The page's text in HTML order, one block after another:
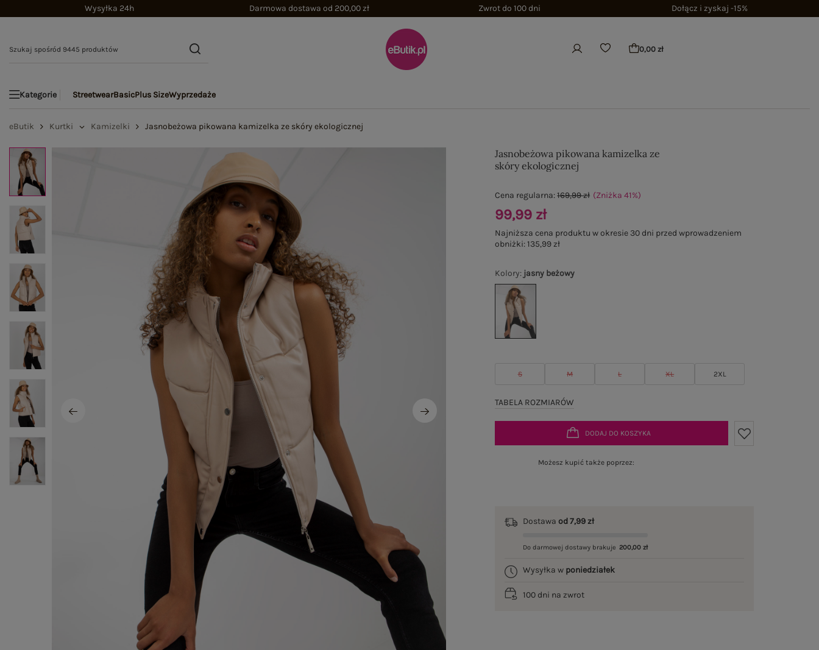
Wysyłka 24h Darmowa dostawa od 200,00 zł Zwrot do 100 dni Dołącz i zyskaj -15%
0,00 zł
Kategorie StreetwearBasicPlus SizeWyprzedaże
eButik Kurtki Kamizelki Jasnobeżowa pikowana kamizelka ze skóry ekologicznej
Jasnobeżowa pikowana kamizelka ze
skóry ekologicznej
Kolory: jasny beżowy
S M L XL 2XL
TABELA ROZMIARÓW
Cena regularna:169,99 zł (Zniżka41%)
99,99 zł
Najniższa cena produktu w okresie 30 dni przed wprowadzeniem
obniżki:135,99 zł
DODAJ DO KOSZYKA
Możesz kupić także poprzez:
Dostawaod 7,99 zł
Do darmowej dostawy brakuje 200,00 zł
Wysyłka w poniedziałek
100 dni na zwrot